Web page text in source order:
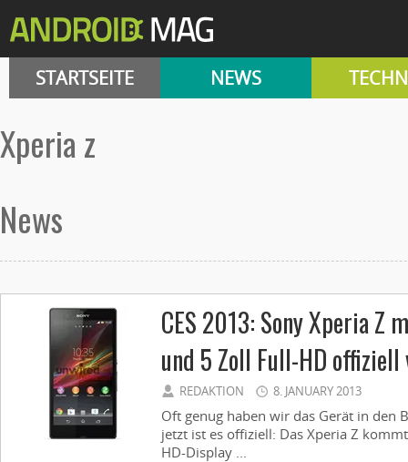
STARTSEITE NEWS
xperia z
News
CES 2013: Sony Xperia Z
und 5 Zoll Full-HD
REDAKTION 8. JANUARY 2013
Oft genug haben wir das Gerät in den
jetzt ist es offiziell: Das Xperia Z
HD-Display ...